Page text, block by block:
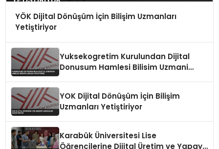
YÖK Dijital Dönüşüm İçin Bilişim Uzmanları
Yetiştiriyor
Yuksekogretim Kurulundan Dijital
Donusum Hamlesi Bilisim Uzmani
YOK Dijital Dönüşüm İçin Bilişim
Uzmanları Yetiştiriyor
Karabük Üniversitesi Lise
Öğrencilerine Dijital Üretim ve Yapay